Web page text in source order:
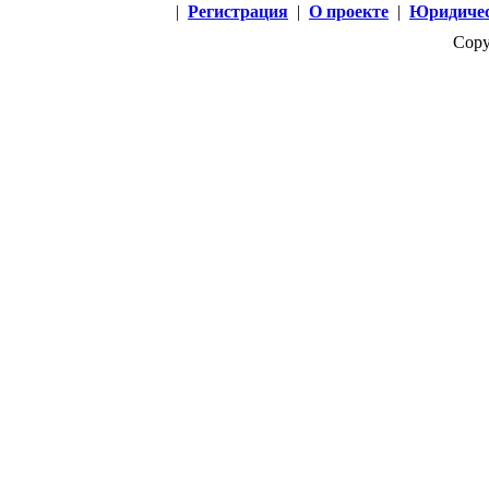
| Регистрация | О проекте |